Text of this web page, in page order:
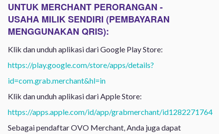
UNTUK MERCHANT PERORANGAN -
USAHA MILIK SENDIRI (PEMBAYARAN
MENGGUNAKAN QRIS):
Klik dan unduh aplikasi dari Google Play Store:
https://play.google.com/store/apps/details?
id=com.grab.merchant&hl=in
Klik dan unduh aplikasi dari Apple Store:
https://apps.apple.com/id/app/grabmerchant/id1282271764
Sebagai pendaftar OVO Merchant, Anda juga dapat